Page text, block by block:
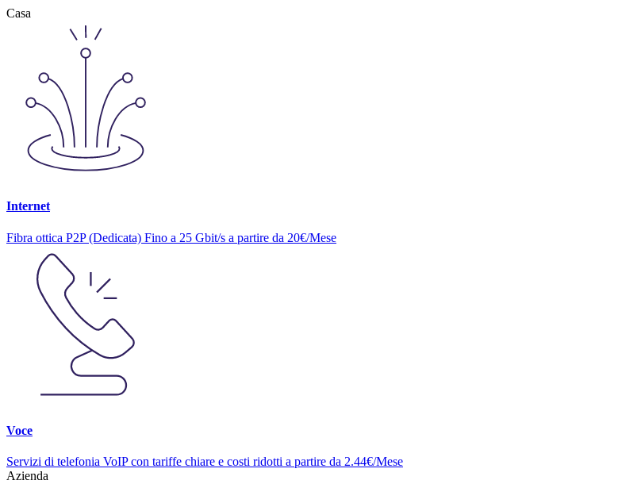
Casa
Internet
Fibra ottica P2P (Dedicata) Fino a 25 Gbit/s a partire da 20€/Mese
Voce
Servizi di telefonia VoIP con tariffe chiare e costi ridotti a partire da 2.44€/Mese
Azienda